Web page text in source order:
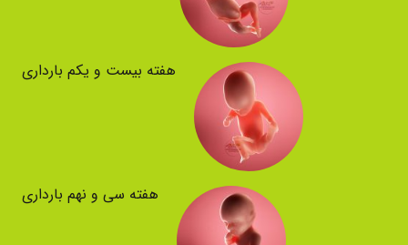
هفته بیست و یکم بارداری
هفته سی و نهم بارداری